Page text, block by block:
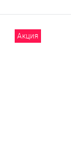
Акция